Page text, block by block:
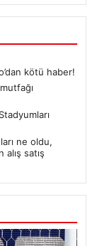
kötü haber!
ne oldu,
alış satış